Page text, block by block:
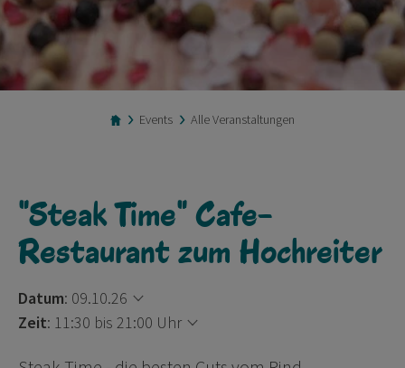
Events Alle Veranstaltungen
"Steak Time" Cafe-
Restaurant zum Hochreiter
Datum: 09.10.26
Zeit: 11:30 bis 21:00 Uhr